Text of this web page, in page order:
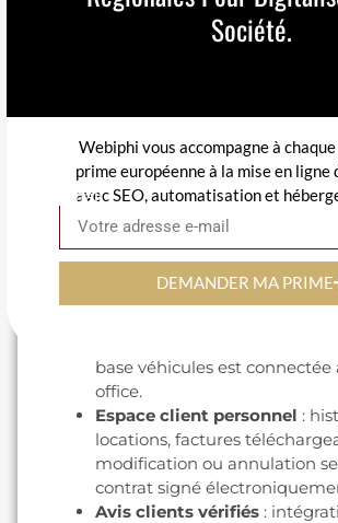
Charleroi BSCA, Liège,
type de véhicule,
le prix total et les options
Tarification dynamique
prix par jour, dégressif selon
suppléments visibles
supplémentaire, conducteur
restitution dans une autre
base véhicules est connectée
office.
Espace client personnel :
locations, factures
modification ou annulation
contrat signé
Avis clients vérifiés :
Société.
Webiphi vous accompagne à
prime européenne à la mise en ligne
avec SEO, automatisation et
Email
DEMANDER MA PRIME